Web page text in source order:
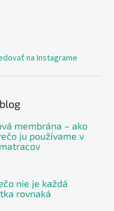
na Instagrame
membrána – ako
ju používame v
nie je každá
rovnaká